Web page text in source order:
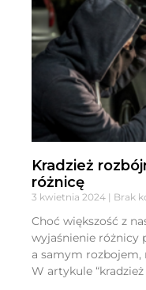
Kradzież
różnicę
3 kwietnia 2024 Brak
Choć większość z
wyjaśnienie różnicy
a samym rozbojem,
W artykule